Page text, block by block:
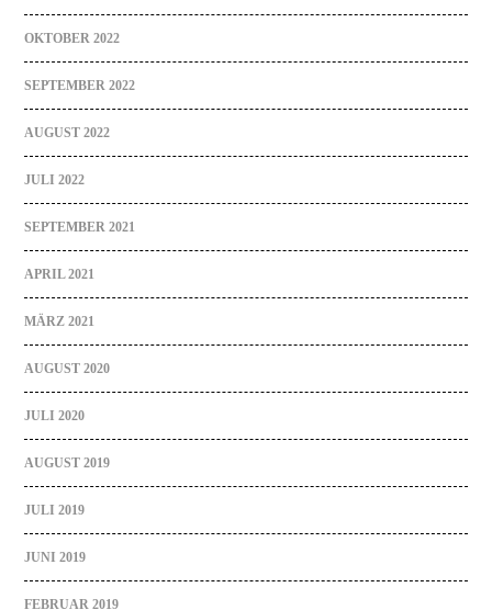
OKTOBER 2022
SEPTEMBER 2022
AUGUST 2022
JULI 2022
SEPTEMBER 2021
APRIL 2021
MÄRZ 2021
AUGUST 2020
JULI 2020
AUGUST 2019
JULI 2019
JUNI 2019
FEBRUAR 2019